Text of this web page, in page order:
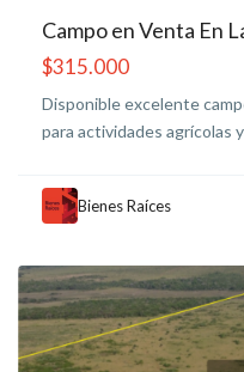
Campo en Venta En
$315.000
Disponible excelente
para actividades agrícolas y
Bienes Raíces